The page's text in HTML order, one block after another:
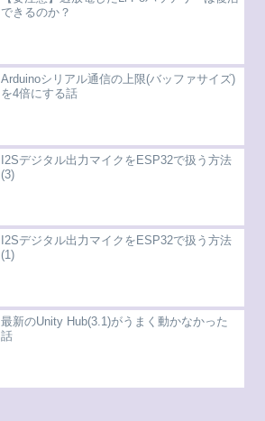
できるのか？
Arduinoシリアル通信の上限(バッファサイズ)
を4倍にする話
I2Sデジタル出力マイクをESP32で扱う方法
(3)
I2Sデジタル出力マイクをESP32で扱う方法
(1)
最新のUnity Hub(3.1)がうまく動かなかった
話